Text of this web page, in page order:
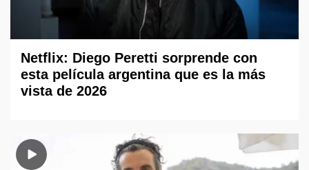
Netflix: Diego Peretti sorprende con
esta película argentina que es la más
vista de 2026